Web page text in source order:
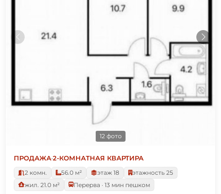
12 фото
ПРОДАЖА·2-КОМНАТНАЯ КВАРТИРА
2 комн.
56.0 м² этаж 18
этажность 25
жил. 21.0 м²
Перерва · 13 мин пешком